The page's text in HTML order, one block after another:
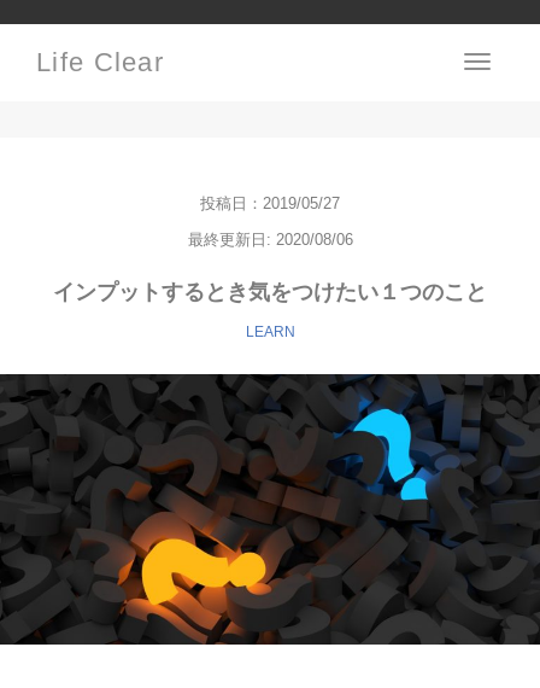
Toggle
Life Clear
投稿日：2019/05/27
最終更新日: 2020/08/06
インプットするとき気をつけたい１つのこと
LEARN